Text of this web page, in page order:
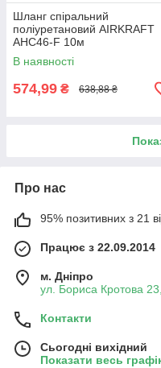
Шланг спіральний
поліуретановий AIRKRAFT
AHC46-F 10м
В наявності
574,99 ₴ 638,88 ₴
Про нас
95% позитивних з 21
Працює з 22.09.2014
м. Дніпро
ул. Бориса Кротова
Контакти
Сьогодні вихідний
Показати весь